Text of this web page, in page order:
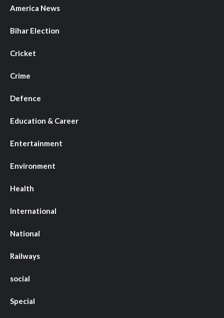
America News
Bihar Election
Cricket
Crime
Defence
Education & Career
Entertainment
Environment
Health
International
National
Railways
social
Special